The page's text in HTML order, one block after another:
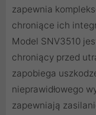
zapewnia
chroniące ich
Model SNV3510
chroniący przed
zapobiega
nieprawidłowego
zapewniają